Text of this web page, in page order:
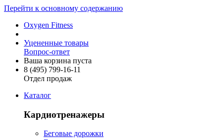
Перейти к основному содержанию
Oxygen Fitness
Уцененные товары
Вопрос-ответ
Ваша корзина пуста
8 (495) 799-16-11
Отдел продаж
Каталог
Кардиотренажеры
Беговые дорожки